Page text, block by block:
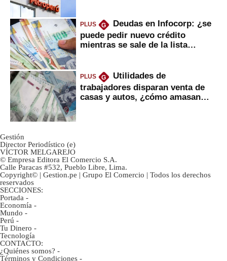
PLUS G
Deudas en Infocorp: ¿se
puede pedir nuevo crédito
mientras se sale de la lista
PLUS G
Utilidades de
trabajadores disparan venta de
casas y autos, ¿cómo amasan
Gestión
Director Periodístico (e)
VÍCTOR MELGAREJO
© Empresa Editora El Comercio S.A.
Calle Paracas #532, Pueblo Libre, Lima.
Copyright© | Gestion.pe | Grupo El Comercio | Todos los derechos
reservados
SECCIONES:
Portada -
Economía -
Mundo -
Perú -
Tu Dinero -
Tecnología
CONTACTO:
¿Quiénes somos? -
Términos y Condiciones -